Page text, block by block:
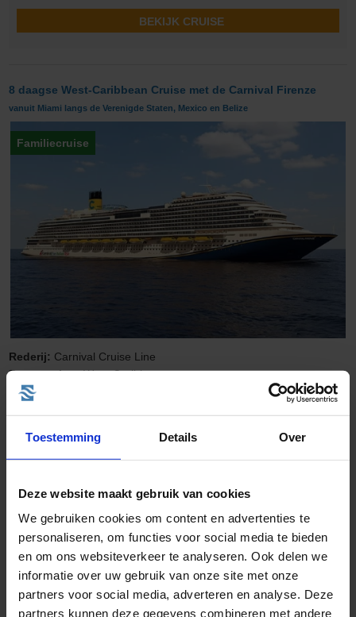
Toestemming Details Over
Deze website maakt gebruik van cookies
We gebruiken cookies om content en advertenties te
personaliseren, om functies voor social media te bieden
en om ons websiteverkeer te analyseren. Ook delen we
informatie over uw gebruik van onze site met onze
partners voor social media, adverteren en analyse. Deze
partners kunnen deze gegevens combineren met andere
BEKIJK CRUISE
8 daagse West-Caribbean Cruise met de Carnival Firenze
vanuit Miami langs de Verenigde Staten, Mexico en Belize
Familiecruise
Rederij: Carnival Cruise Line
Bestemming:West-Caribbean
Schip:
Vertrek op 25-04-2027
v.a. € 774,-
BEKIJK CRUISE